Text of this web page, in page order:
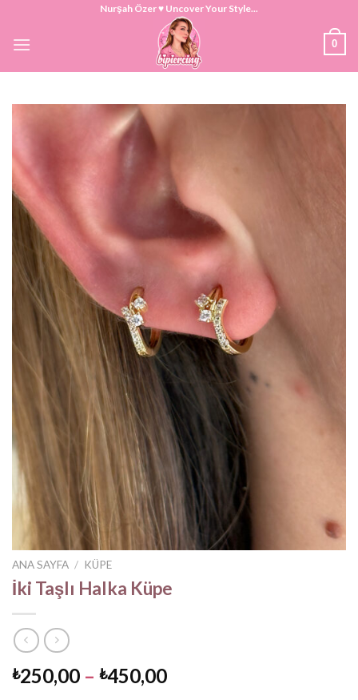
content
Nurşah Özer ♥ Uncover Your Style...
0
ANA SAYFA / KÜPE
İki Taşlı Halka Küpe
₺250,00 – ₺450,00Fiyat